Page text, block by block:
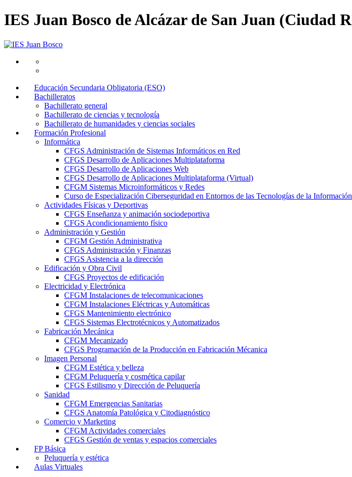
IES Juan Bosco de Alcázar de San Juan (Ciudad
Educación Secundaria Obligatoria (ESO)
Bachilleratos
Bachillerato general
Bachillerato de ciencias y tecnología
Bachillerato de humanidades y ciencias sociales
Formación Profesional
Informática
CFGS Administración de Sistemas Informáticos en Red
CFGS Desarrollo de Aplicaciones Multiplataforma
CFGS Desarrollo de Aplicaciones Web
CFGS Desarrollo de Aplicaciones Multiplataforma (Virtual)
CFGM Sistemas Microinformáticos y Redes
Curso de Especialización Ciberseguridad en Entornos de las Tecnologías de la Información
Actividades Físicas y Deportivas
CFGS Enseñanza y animación sociodeportiva
CFGS Acondicionamiento físico
Administración y Gestión
CFGM Gestión Administrativa
CFGS Administración y Finanzas
CFGS Asistencia a la dirección
Edificación y Obra Civil
CFGS Proyectos de edificación
Electricidad y Electrónica
CFGM Instalaciones de telecomunicaciones
CFGM Instalaciones Eléctricas y Automáticas
CFGS Mantenimiento electrónico
CFGS Sistemas Electrotécnicos y Automatizados
Fabricación Mecánica
CFGM Mecanizado
CFGS Programación de la Producción en Fabricación Mécanica
Imagen Personal
CFGM Estética y belleza
CFGM Peluquería y cosmética capilar
CFGS Estilismo y Dirección de Peluquería
Sanidad
CFGM Emergencias Sanitarias
CFGS Anatomía Patológica y Citodiagnóstico
Comercio y Marketing
CFGM Actividades comerciales
CFGS Gestión de ventas y espacios comerciales
FP Básica
Peluquería y estética
Aulas Virtuales